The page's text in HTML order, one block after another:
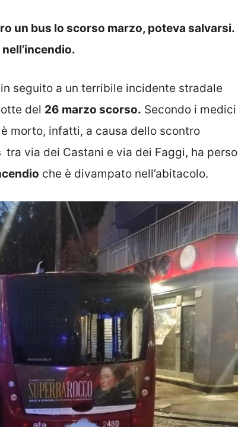
un bus lo scorso marzo, poteva salvarsi.
in seguito a un terribile incidente stradale
del 26 marzo scorso. Secondo i medici
morto, infatti, a causa dello scontro
tra via dei Castani e via dei Faggi, ha perso
che è divampato nell’abitacolo.